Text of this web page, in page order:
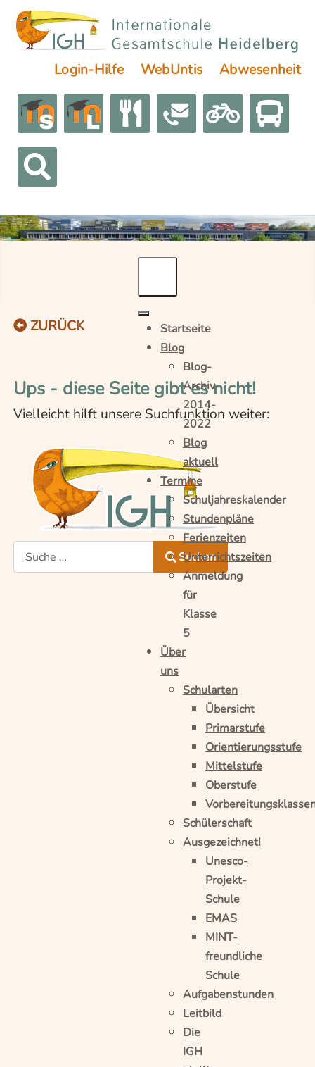
Login-Hilfe WebUntis Abwesenheit
Startseite
Blog
Blog-
Archiv
2014-
2022
Blog
aktuell
Termine
Schuljahreskalender
Stundenpläne
Ferienzeiten
Unterrichtszeiten
Anmeldung
für
Klasse
5
Über
uns
Schularten
Übersicht
Primarstufe
Orientierungsstufe
Mittelstufe
Oberstufe
Schülerschaft
Ausgezeichnet!
Unesco-
Projekt-
Schule
EMAS
MINT-
freundliche
Schule
Aufgabenstunden
Leitbild
Die
IGH
ZURÜCK
Ups - diese Seite gibt es nicht!
Vielleicht hilft unsere Suchfunktion weiter:
.
Type 2 or more characters for results.
Suchen